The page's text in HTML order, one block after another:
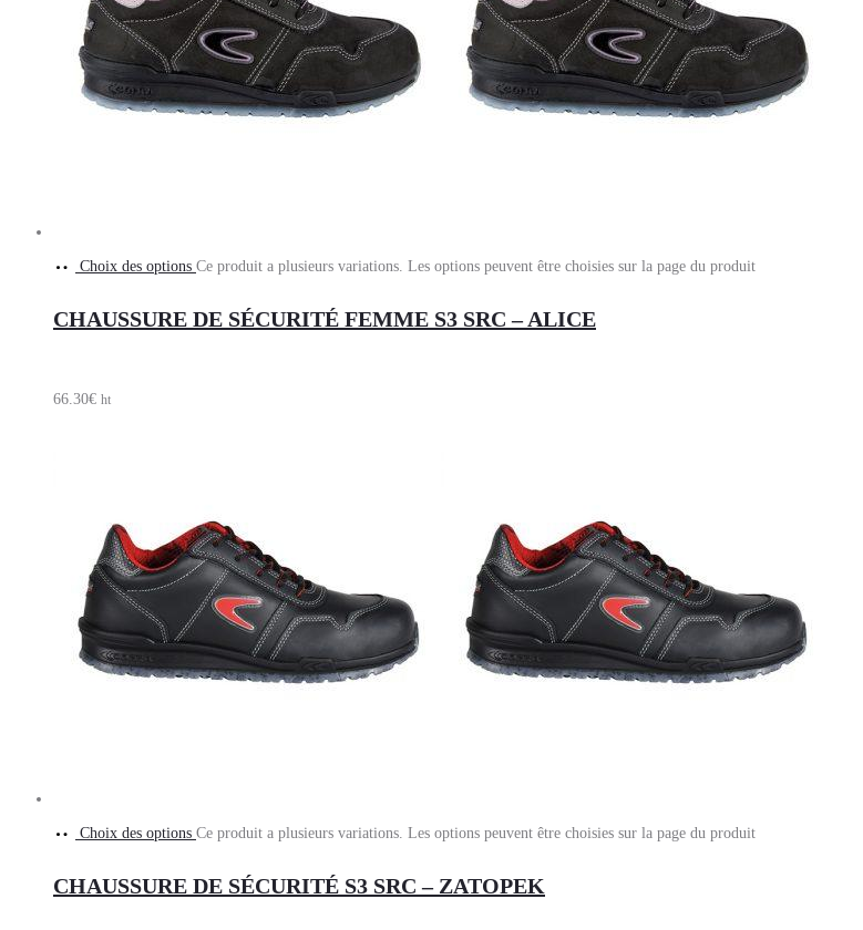
Choix des options Ce produit a plusieurs variations. Les options peuvent être choisies sur la page du produit
CHAUSSURE DE SÉCURITÉ FEMME S3 SRC – ALICE
66.30€ ht
Choix des options Ce produit a plusieurs variations. Les options peuvent être choisies sur la page du produit
CHAUSSURE DE SÉCURITÉ S3 SRC – ZATOPEK